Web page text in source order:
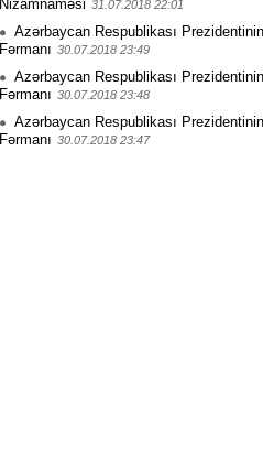
Nizamnaməsi 31.07.2018 22:01
Azərbaycan Respublikası Prezidentinin
Fərmanı 30.07.2018 23:49
Azərbaycan Respublikası Prezidentinin
Fərmanı 30.07.2018 23:48
Azərbaycan Respublikası Prezidentinin
Fərmanı 30.07.2018 23:47